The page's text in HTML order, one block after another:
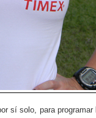
sí solo, para programar